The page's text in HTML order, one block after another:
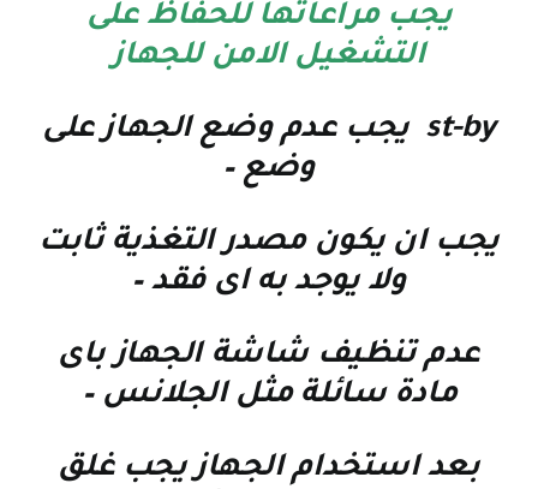
يجب مراعاتها للحفاظ على
التشغيل الامن للجهاز
st-by يجب عدم وضع الجهاز على
وضع –
يجب ان يكون مصدر التغذية ثابت
ولا يوجد به اى فقد –
عدم تنظيف شاشة الجهاز باى
مادة سائلة مثل الجلانس –
بعد استخدام الجهاز يجب غلق